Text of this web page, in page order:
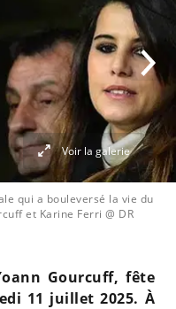
qui a bouleversé la vie du
et Karine Ferri @ DR
Voir la galerie
Gourcuff, fête
11 juillet 2025. À